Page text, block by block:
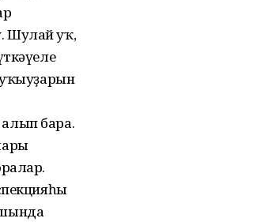
Шулай уҡ,
уҡыуҙарын
бара.